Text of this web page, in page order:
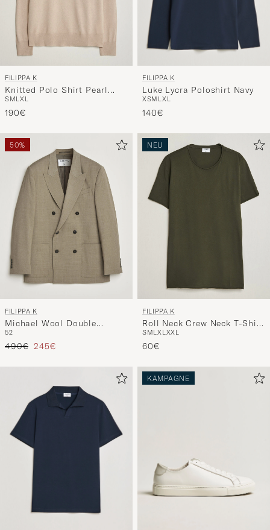
FILIPPA K
Knitted Polo Shirt Pearl
Beige
SMLXL
190€
FILIPPA K
Luke Lycra Poloshirt Navy
XSM LXL
140€
50%
FILIPPA K
Michael Wool Double
Breasted Blazer Light
Driftwood
52
Regulärer Preis
490€ Reduzierter Preis
245€
NEU
FILIPPA K
Roll Neck Crew Neck T-Shirt
Night Green
SMLXLXXL
60€
KAMPAGNE